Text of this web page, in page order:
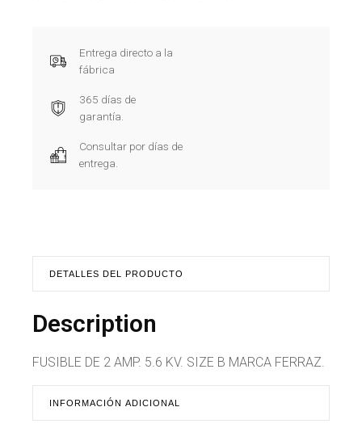
Entrega directo a la
fábrica
365 días de
garantía.
Consultar por días de
entrega.
DETALLES DEL PRODUCTO
Description
FUSIBLE DE 2 AMP. 5.6 KV. SIZE B MARCA FERRAZ.
INFORMACIÓN ADICIONAL